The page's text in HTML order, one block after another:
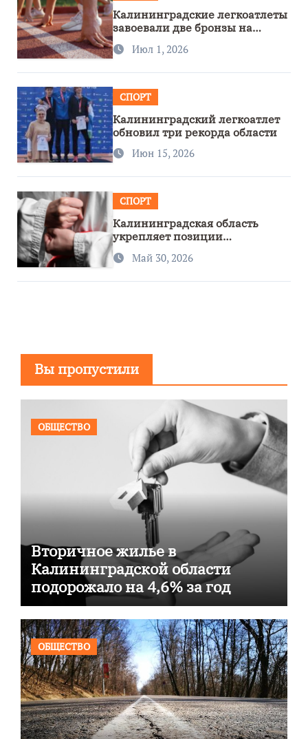
Калининградские легкоатлеты
завоевали две бронзы на
первенстве России
Июл 1, 2026
СПОРТ
Калининградский легкоатлет
обновил три рекорда области
Июн 15, 2026
СПОРТ
Калининградская область
укрепляет позиции
спортивного региона
Май 30, 2026
Вы пропустили
ОБЩЕСТВО
Вторичное жилье в
Калининградской области
подорожало на 4,6% за год
ОБЩЕСТВО